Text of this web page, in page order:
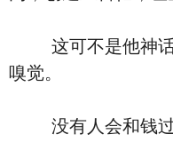
这可不是他神话
嗅觉。
没有人会和钱过